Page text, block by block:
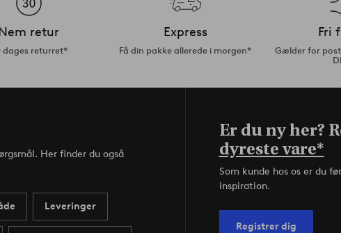
retur
dages returret*
Express
Få din pakke allerede i morgen*
Fri
Gælder for
Her finder du også
Leveringer
Er du ny her?
dyreste vare*
Som kunde hos os er du
inspiration.
Registrer dig